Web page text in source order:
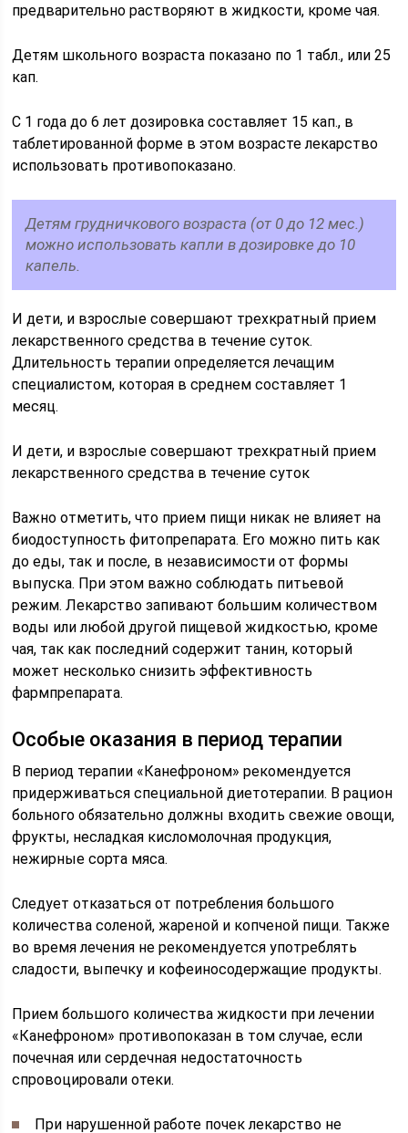
предварительно растворяют в жидкости, кроме чая.
Детям школьного возраста показано по 1 табл., или 25
кап.
С 1 года до 6 лет дозировка составляет 15 кап., в
таблетированной форме в этом возрасте лекарство
использовать противопоказано.
Детям грудничкового возраста (от 0 до 12 мес.)
можно использовать капли в дозировке до 10
капель.
И дети, и взрослые совершают трехкратный прием
лекарственного средства в течение суток.
Длительность терапии определяется лечащим
специалистом, которая в среднем составляет 1
месяц.
И дети, и взрослые совершают трехкратный прием
лекарственного средства в течение суток
Важно отметить, что прием пищи никак не влияет на
биодоступность фитопрепарата. Его можно пить как
до еды, так и после, в независимости от формы
выпуска. При этом важно соблюдать питьевой
режим. Лекарство запивают большим количеством
воды или любой другой пищевой жидкостью, кроме
чая, так как последний содержит танин, который
может несколько снизить эффективность
фармпрепарата.
Особые оказания в период терапии
В период терапии «Канефроном» рекомендуется
придерживаться специальной диетотерапии. В рацион
больного обязательно должны входить свежие овощи,
фрукты, несладкая кисломолочная продукция,
нежирные сорта мяса.
Следует отказаться от потребления большого
количества соленой, жареной и копченой пищи. Также
во время лечения не рекомендуется употреблять
сладости, выпечку и кофеиносодержащие продукты.
Прием большого количества жидкости при лечении
«Канефроном» противопоказан в том случае, если
почечная или сердечная недостаточность
спровоцировали отеки.
При нарушенной работе почек лекарство не